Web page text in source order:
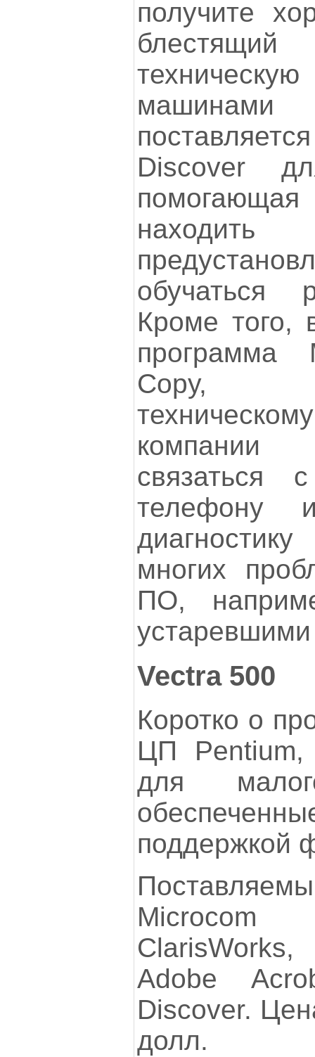
получите
Discover
Кроме того,
программа
Сору,
компании
телефону
многих
ПО,
Vectra 500
Коротко о
ЦП Pentium,
для
поддержкой
Microcom
Adobe
Discover.
долл.